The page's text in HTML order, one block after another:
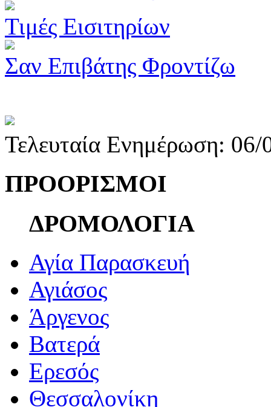
Τιμές Εισιτηρίων
Σαν Επιβάτης Φροντίζω
Τελευταία Ενημέρωση:
ΠΡΟΟΡΙΣΜΟΙ
ΔΡΟΜΟΛΟΓΙΑ
Αγία Παρασκευή
Αγιάσος
Άργενος
Βατερά
Ερεσός
Θεσσαλονίκη